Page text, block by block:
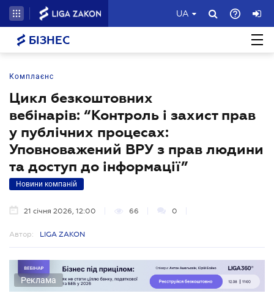
UA
БІЗНЕС
Комплаєнс
Цикл безкоштовних
вебінарів: “Контроль і захист прав
у публічних процесах:
Уповноважений ВРУ з прав людини
та доступ до інформації”
Новини компаній
21 січня 2026, 12:00 66 0
Автор: LIGA ZAKON
Реклама